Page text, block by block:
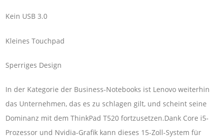
Kein USB 3.0
Kleines Touchpad
Sperriges Design
In der Kategorie der Business-Notebooks ist Lenovo weiterhin
das Unternehmen, das es zu schlagen gilt, und scheint seine
Dominanz mit dem ThinkPad T520 fortzusetzen.Dank Core i5-
Prozessor und Nvidia-Grafik kann dieses 15-Zoll-System für